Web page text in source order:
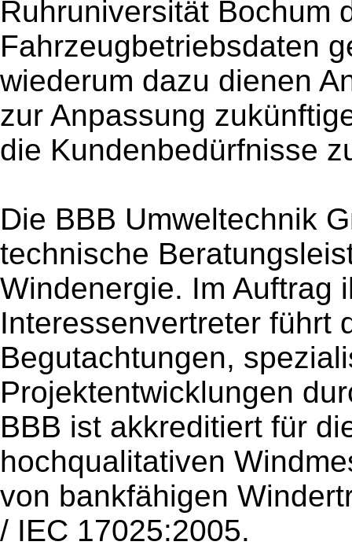
Ruhruniversität Bochum
Fahrzeugbetriebsdaten
wiederum dazu dienen
zur Anpassung
die Kundenbedürfnisse
Die BBB Umweltechnik
technische
Windenergie. Im Auftrag
Interessenvertreter führt
Begutachtungen,
Projektentwicklungen
BBB ist akkreditiert für
hochqualitativen
von bankfähigen
/ IEC 17025:2005.